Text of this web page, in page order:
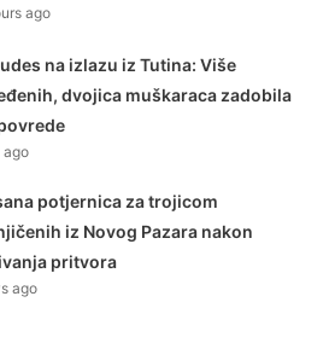
ago
na izlazu iz Tutina: Više
dvojica muškaraca zadobila
ago
potjernica za trojicom
iz Novog Pazara nakon
pritvora
ago